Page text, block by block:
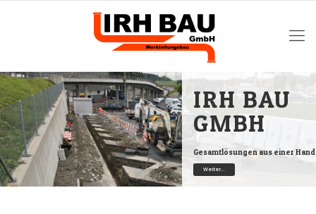
IRH BAU
GMBH
Gesamtlösungen aus einer
Weiter...